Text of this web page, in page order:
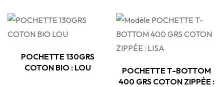
POCHETTE 130GRS
COTON BIO : LOU
POCHETTE T-BOTTOM
400 GRS COTON ZIPPÉE :